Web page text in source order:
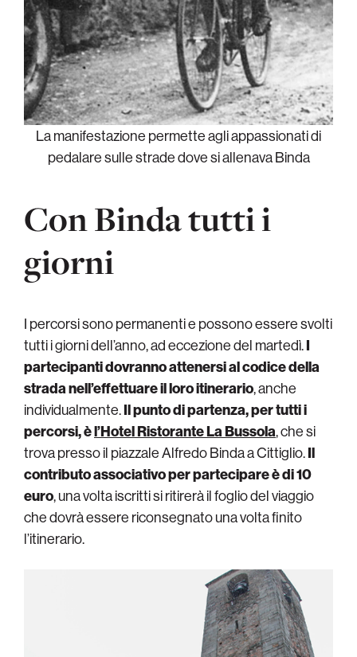
La manifestazione permette agli appassionati di
pedalare sulle strade dove si allenava Binda
Con Binda tutti i
giorni
I percorsi sono permanenti e possono essere svolti
tutti i giorni dell’anno, ad eccezione del martedì.I
partecipanti dovranno attenersi al codice della
strada nell’effettuare il loro itinerario, anche
individualmente.Il punto di partenza, per tutti i
percorsi, èl’Hotel Ristorante La Bussola, che si
trova presso il piazzale Alfredo Binda a Cittiglio.Il
contributo associativo per partecipare è di 10
euro, una volta iscritti si ritirerà il foglio del viaggio
che dovrà essere riconsegnato una volta finito
l’itinerario.